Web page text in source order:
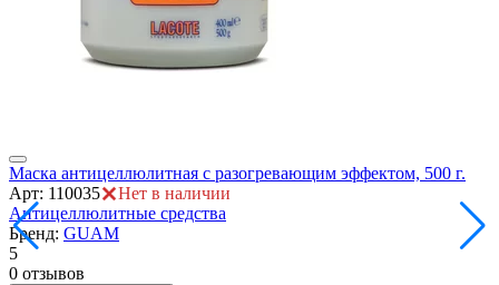
Маска антицеллюлитная с разогревающим эффектом, 500 г.
Арт: 110035
Нет в наличии
Антицеллюлитные средства
Бренд: GUAM
5
0 отзывов